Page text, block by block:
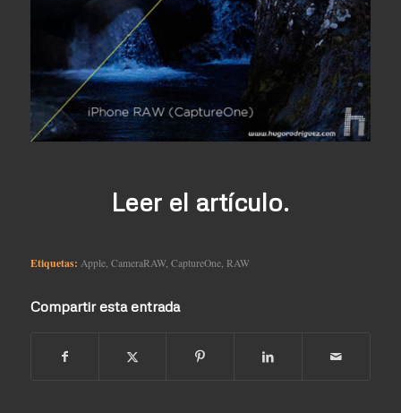
Leer el artículo.
Etiquetas: Apple, CameraRAW, CaptureOne, RAW
Compartir esta entrada